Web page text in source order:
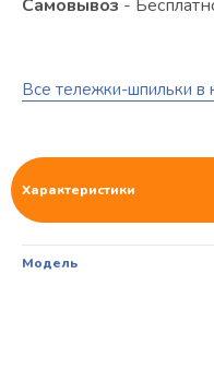
Все тележки-шпильки в
Самовывоз -
Характеристики
Модель